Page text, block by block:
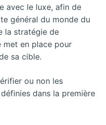
avec le luxe, afin de
général du monde du
la stratégie de
met en place pour
sa cible.
ou non les
dans la première